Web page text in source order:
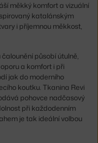
měkký komfort a vizuální
katalánským
i příjemnou měkkost,
působí útulně,
a komfort i při
jak do moderního
koutku. Tkanina Revi
pohovce nadčasový
při každodenním
je tak ideální volbou